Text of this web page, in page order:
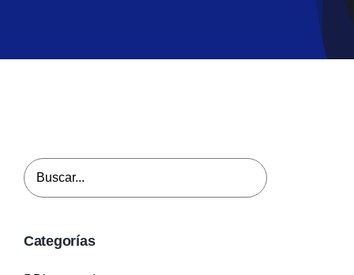
Categorías